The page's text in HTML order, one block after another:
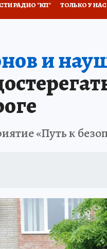
РАДИО "КП" ТОЛЬКО У НАС
и
«Путь к